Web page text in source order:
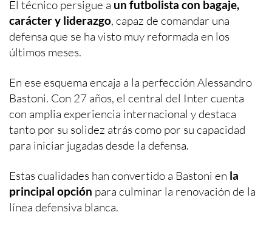
El técnico persigue a un futbolista con bagaje,
carácter y liderazgo, capaz de comandar una
defensa que se ha visto muy reformada en los
últimos meses.
En ese esquema encaja a la perfección Alessandro
Bastoni. Con 27 años, el central del Inter cuenta
con amplia experiencia internacional y destaca
tanto por su solidez atrás como por su capacidad
para iniciar jugadas desde la defensa.
Estas cualidades han convertido a Bastoni en la
principal opción para culminar la renovación de la
línea defensiva blanca.